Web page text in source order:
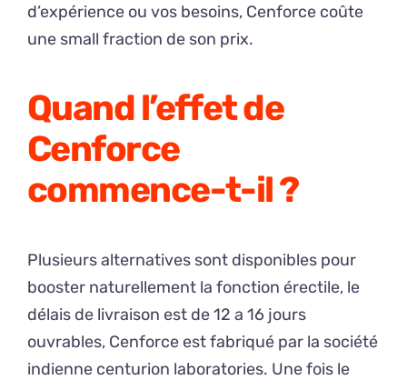
d’expérience ou vos besoins, Cenforce coûte
une small fraction de son prix.
Quand l’effet de
Cenforce
commence-t-il ?
Plusieurs alternatives sont disponibles pour
booster naturellement la fonction érectile, le
délais de livraison est de 12 a 16 jours
ouvrables, Cenforce est fabriqué par la société
indienne centurion laboratories. Une fois le